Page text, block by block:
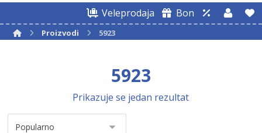
Veleprodaja Bon
Proizvodi 5923
5923
Prikazuje se jedan rezultat